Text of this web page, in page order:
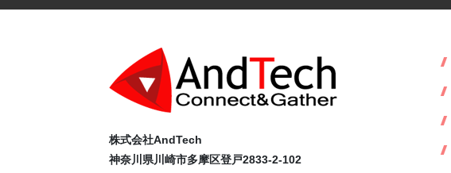
株式会社AndTech
神奈川県川崎市多摩区登戸2833-2-102